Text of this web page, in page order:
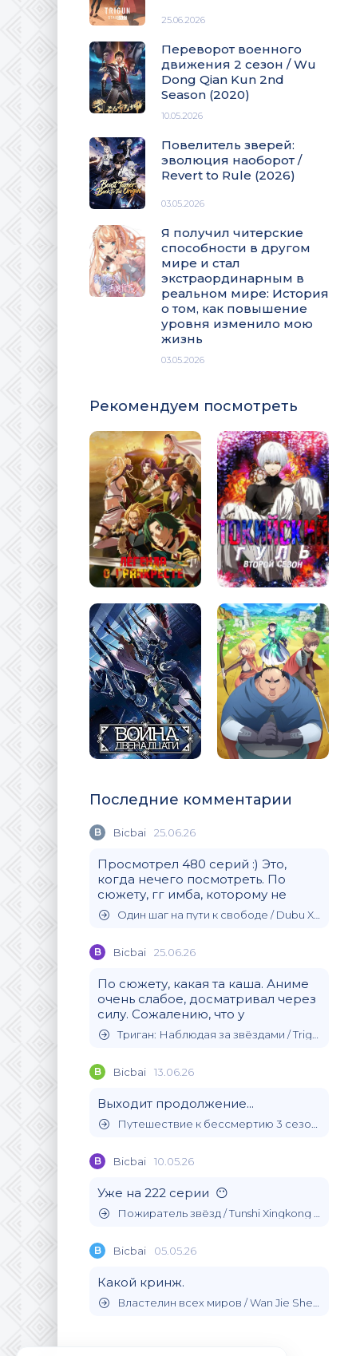
25.06.2026
Переворот военного
движения 2 сезон / Wu
Dong Qian Kun 2nd
Season (2020)
10.05.2026
Повелитель зверей:
эволюция наоборот /
Revert to Rule (2026)
03.05.2026
Я получил читерские
способности в другом
мире и стал
экстраординарным в
реальном мире: История
о том, как повышение
уровня изменило мою
жизнь
03.05.2026
Рекомендуем посмотреть
Последние комментарии
B Bicbai 25.06.26
Просмотрел 480 серий :) Это,
когда нечего посмотреть. По
сюжету, гг имба, которому не
Один шаг на пути к свободе / Dubu Xiaoyao (2020)
B Bicbai 25.06.26
По сюжету, какая та каша. Аниме
очень слабое, досматривал через
силу. Сожалению, что у
Триган: Наблюдая за звёздами / Trigun Stargaze (2026)
B Bicbai 13.06.26
Выходит продолжение...
Путешествие к бессмертию 3 сезон / (2024)
B Bicbai 10.05.26
Уже на 222 серии 😶
Пожиратель звёзд / Tunshi Xingkong (2020)
B Bicbai 05.05.26
Какой кринж.
Властелин всех миров / Wan Jie Shen Zhu (2019)